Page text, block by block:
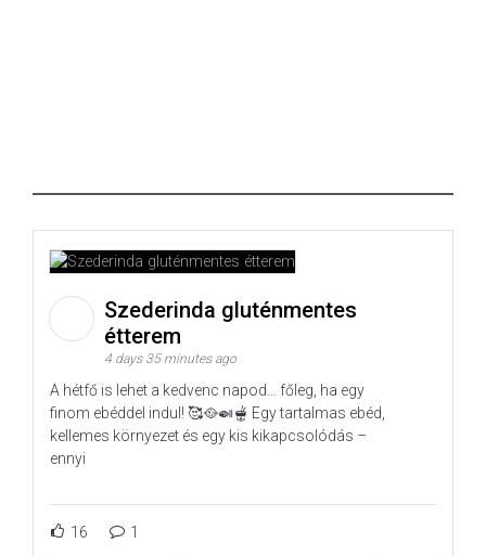
Szederinda gluténmentes
étterem
4 days 35 minutes ago
A hétfő is lehet a kedvenc napod… főleg, ha egy
finom ebéddel indul! 🥰🥘🍛🫕 Egy tartalmas ebéd,
kellemes környezet és egy kis kikapcsolódás –
ennyi
16 1